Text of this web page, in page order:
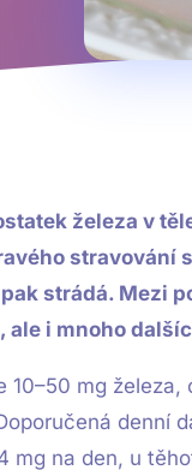
železa v
stravování
strádá. Mezi
i mnoho
mg
denní
mg na den, u